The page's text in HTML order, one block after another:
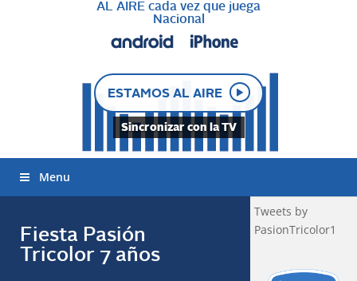
AL AIRE cada vez que juega
Nacional
ESTAMOS AL AIRE
Sincronizar con la TV
Menu
Fiesta Pasión
Tricolor 7 años
Tweets by
PasionTricolor1